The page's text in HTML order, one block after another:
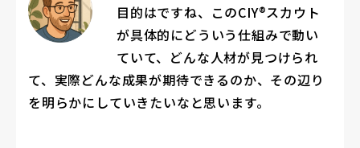
目的はですね、このCIY®スカウト
が具体的にどういう仕組みで動い
ていて、どんな人材が見つけられ
て、実際どんな成果が期待できるのか、その辺り
を明らかにしていきたいなと思います。